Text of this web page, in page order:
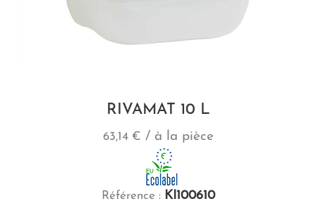
RIVAMAT 10 L
63,14 € / à la pièce
Référence : KI100610